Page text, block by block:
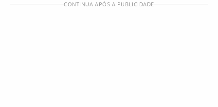
CONTINUA APÓS A PUBLICIDADE